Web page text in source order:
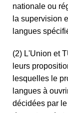
nationale ou
la supervision
langues
(2) L'Union et
leurs
lesquelles le
langues à
décidées par